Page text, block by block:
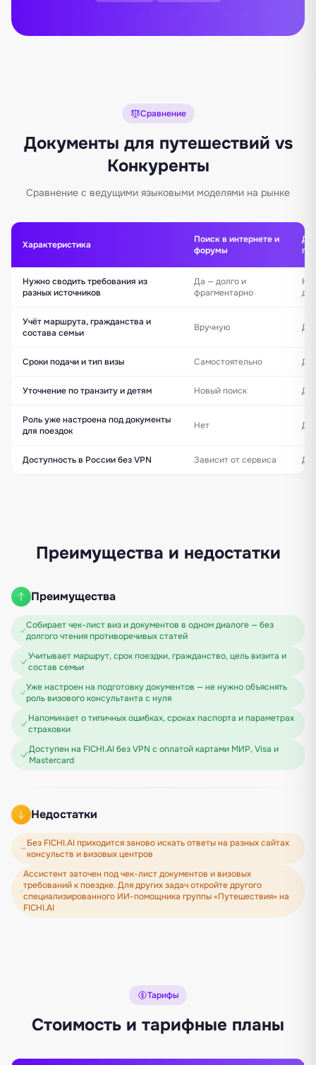
Сравнение
Документы для путешествий vs
Конкуренты
Сравнение с ведущими языковыми моделями на рынке
Характеристика
Поиск в интернете и
форумы
Нужно сводить требования из
разных источников
Да — долго и
фрагментарно
Учёт маршрута, гражданства и
состава семьи
Вручную Да
Сроки подачи и тип визы Самостоятельно Да
Уточнение по транзиту и детям Новый поиск Да
Роль уже настроена под документы
для поездок
Нет Да
Доступность в России без VPN Зависит от сервиса Да
Преимущества и недостатки
Преимущества
Собирает чек-лист виз и документов в одном диалоге — без
долгого чтения противоречивых статей
Учитывает маршрут, срок поездки, гражданство, цель визита и
состав семьи
Уже настроен на подготовку документов — не нужно объяснять
роль визового консультанта с нуля
Напоминает о типичных ошибках, сроках паспорта и параметрах
страховки
Доступен на FICHI.AI без VPN с оплатой картами МИР, Visa и
Mastercard
Недостатки
Без FICHI.AI приходится заново искать ответы на разных сайтах
консульств и визовых центров
Ассистент заточен под чек-лист документов и визовых
требований к поездке. Для других задач откройте другого
специализированного ИИ-помощника группы «Путешествия» на
FICHI.AI
Тарифы
Стоимость и тарифные планы